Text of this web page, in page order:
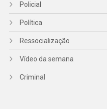
Policial
Política
Ressocialização
Vídeo da semana
Criminal